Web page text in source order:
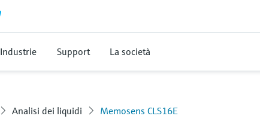
Industrie Support La società
Analisi dei liquidi Memosens CLS16E